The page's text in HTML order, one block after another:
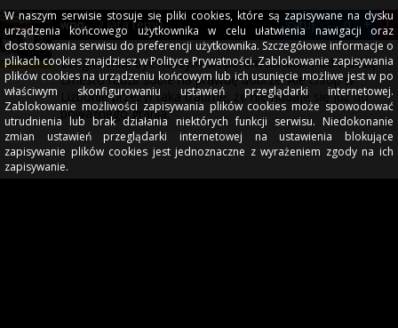
Lenglet miał być naszym stoperem na lata. Pod wodzą
Ernesto radził sobie na prawdę dobrze. Ale chłop w
Lizbonie przeżył taka traumę, że nie nadaje się już do
poważnego grania.
wpg 2 lata temu cytuj - 0 + !
W naszym serwisie stosuje się pliki cookies, które są zapisywane na dysku
urządzenia końcowego użytkownika w celu ułatwienia nawigacji oraz
dostosowania serwisu do preferencji użytkownika. Szczegółowe informacje o
plikach cookies znajdziesz w Polityce Prywatności. Zablokowanie zapisywania
plików cookies na urządzeniu końcowym lub ich usunięcie możliwe jest w po
właściwym skonfigurowaniu ustawień przeglądarki internetowej.
Zablokowanie możliwości zapisywania plików cookies może spowodować
utrudnienia lub brak działania niektórych funkcji serwisu. Niedokonanie
zmian ustawień przeglądarki internetowej na ustawienia blokujące
zapisywanie plików cookies jest jednoznaczne z wyrażeniem zgody na ich
zapisywanie.